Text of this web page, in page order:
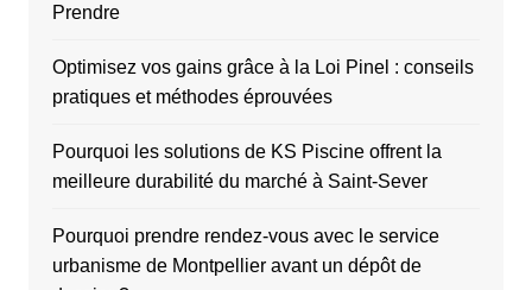
Prendre
Optimisez vos gains grâce à la Loi Pinel : conseils
pratiques et méthodes éprouvées
Pourquoi les solutions de KS Piscine offrent la
meilleure durabilité du marché à Saint-Sever
Pourquoi prendre rendez-vous avec le service
urbanisme de Montpellier avant un dépôt de